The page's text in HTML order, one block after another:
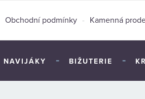
Obchodní podmínky - Kamenná
NAVIJÁKY - BIŽUTERIE -